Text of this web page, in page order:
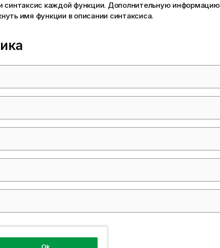
синтаксис каждой функции. Дополнительную информацию
имя функции в описании синтаксиса.
выборки